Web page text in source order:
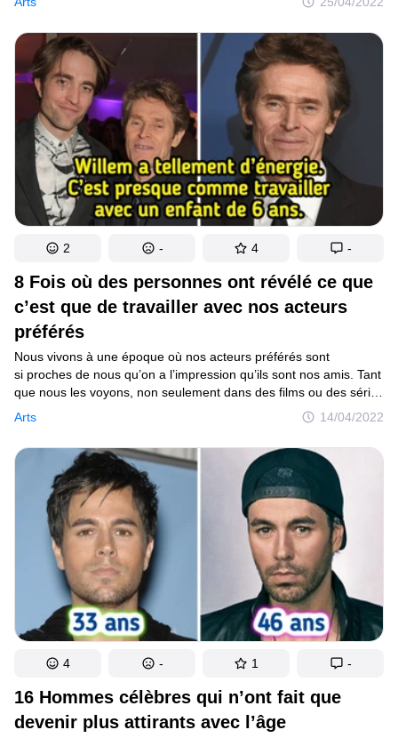
raisons, les stars refusent des rôles, même si les réalisateurs les
supplient de participer à leurs projets.
8 Fois où des personnes ont révélé ce que
c’est que de travailler avec nos acteurs
préférés
Arts 14/04/2022
Nous vivons à une époque où nos acteurs préférés sont
si proches de nous qu’on a l’impression qu’ils sont nos amis. Tant
que nous les voyons, non seulement dans des films ou des séries
télévisées, mais aussi tous les jours via d’autres médias, nous
avons l’impression de les connaître. Cependant, un aspect
de leur vie est presque totalement fermé aux téléspectateurs :
leur processus de travail.
2 - 4 -
16 Hommes célèbres qui n’ont fait que
devenir plus attirants avec l’âge
4 - 1 -